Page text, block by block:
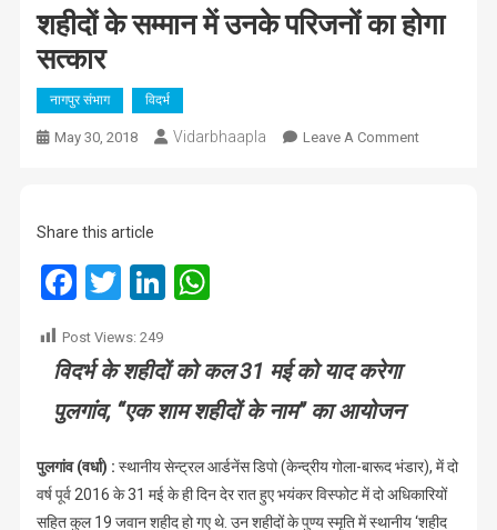
शहीदों के सम्मान में उनके परिजनों का होगा
सत्कार
नागपुर संभाग विदर्भ
May 30, 2018 Vidarbhaapla Leave A CommentOn
Share this article
Facebook
TwitterLinkedIn
WhatsApp
Post Views: 249
विदर्भ के शहीदों को कल 31 मई को याद करेगा
पुलगांव, “एक शाम शहीदों के नाम” का आयोजन
पुलगांव (वर्धा) : स्थानीय सेन्ट्रल आर्डनेंस डिपो (केन्द्रीय गोला-बारूद भंडार), में दो
वर्ष पूर्व 2016 के 31 मई के ही दिन देर रात हुए भयंकर विस्फोट में दो अधिकारियों
सहित कुल 19 जवान शहीद हो गए थे. उन शहीदों के पुण्य स्मृति में स्थानीय ‘शहीद